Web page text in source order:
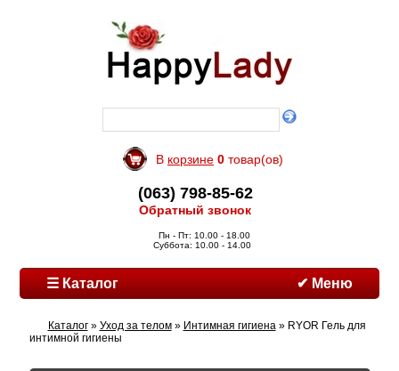
В корзине 0 товар(ов)
(063) 798-85-62
Обратный звонок
Пн - Пт: 10.00 - 18.00
Суббота: 10.00 - 14.00
☰ Каталог ✔ Меню
Каталог» Уход за телом» Интимная гигиена» RYOR Гель для
интимной гигиены